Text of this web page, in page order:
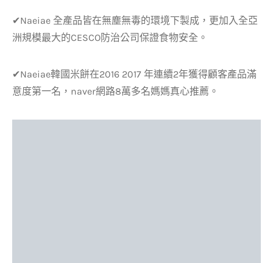
✔Naeiae 全產品皆在無塵無毒的環境下製成，更加入全亞
洲規模最大的CESCO防治公司保證食物安全。
✔Naeiae韓國米餅在2016 2017 年連續2年獲得顧客產品滿
意度第一名，naver網路8萬多名媽媽真心推薦。